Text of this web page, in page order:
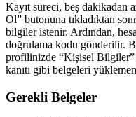
Kayıt süreci, beş dakikadan
Ol” butonuna tıkladıktan
bilgiler istenir. Ardından,
doğrulama kodu gönderilir.
profilinizde “Kişisel
kanıtı gibi belgeleri
Gerekli Belgeler